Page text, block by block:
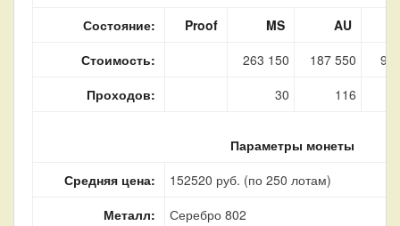
Состояние:
Proof MS AU
Стоимость:
263 150 187 550
94
Проходов:
30 116
Параметры монеты
Средняя цена:
152520 руб. (по 250 лотам)
Металл:
Серебро 802